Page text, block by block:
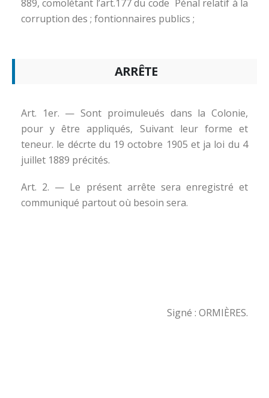
889, comolétant l’art.177 du code Pénal relatif à la
corruption des ; fontionnaires publics ;
ARRÊTE
Art. 1er. — Sont proimuleués dans la Colonie,
pour y être appliqués, Suivant leur forme et
teneur. le décrte du 19 octobre 1905 et ja loi du 4
juillet 1889 précités.
Art. 2. — Le présent arrête sera enregistré et
communiqué partout où besoin sera.
Signé : ORMIÈRES.